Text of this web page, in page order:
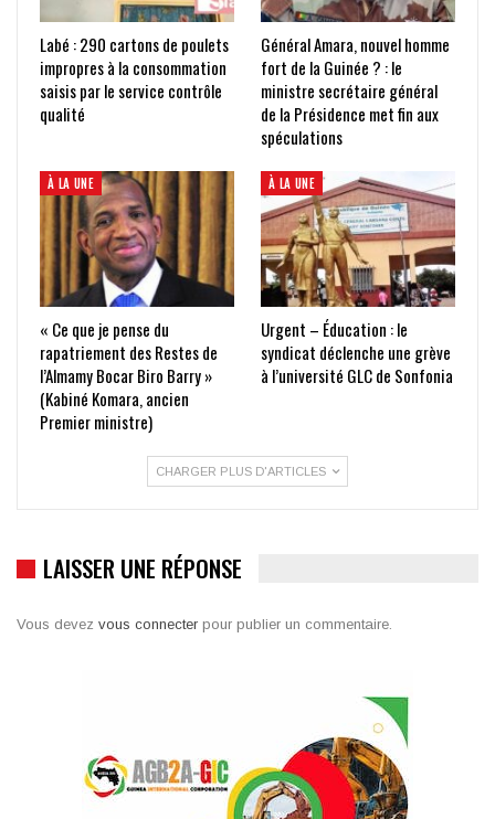
Labé : 290 cartons de poulets
impropres à la consommation
saisis par le service contrôle
qualité
Général Amara, nouvel homme
fort de la Guinée ? : le
ministre secrétaire général
de la Présidence met fin aux
spéculations
À LA UNE
« Ce que je pense du
rapatriement des Restes de
l’Almamy Bocar Biro Barry »
(Kabiné Komara, ancien
Premier ministre)
À LA UNE
Urgent – Éducation : le
syndicat déclenche une grève
à l’université GLC de Sonfonia
CHARGER PLUS D'ARTICLES
LAISSER UNE RÉPONSE
Vous devez vous connecter pour publier un commentaire.